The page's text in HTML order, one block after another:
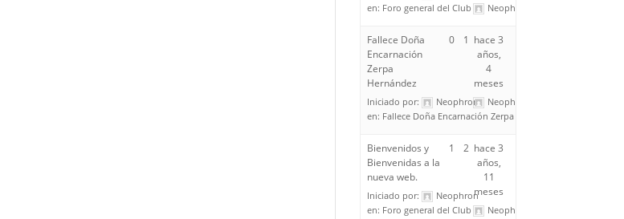
en: Foro general del Club Neophron
Fallece Doña
Encarnación
Zerpa
Hernández
Iniciado por:
Neophron
en: Fallece Doña Encarnación Zerpa Hernández
0 1 hace 3
años,
4
meses
Neophron
Bienvenidos y
Bienvenidas a la
nueva web.
Iniciado por:
Neophron
en: Foro general del Club
1 2 hace 3
años,
11
meses
Neophron